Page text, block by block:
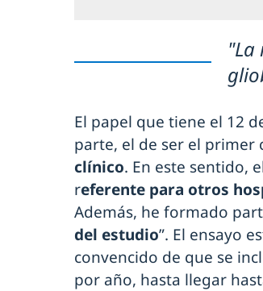
"La
El papel que tiene el 12
parte, el de ser el primer
clínico. En este sentido,
referente para otros
Además, he formado
del estudio”. El ensayo
convencido de que se
por año, hasta llegar